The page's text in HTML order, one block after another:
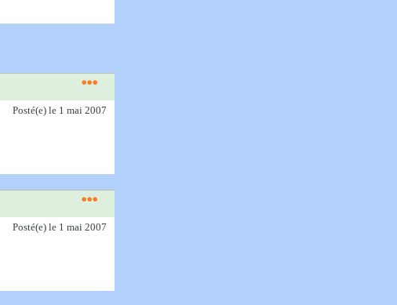
Posté(e) le 1 mai 2007
Posté(e) le 1 mai 2007